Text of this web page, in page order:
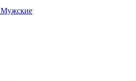
Мужские